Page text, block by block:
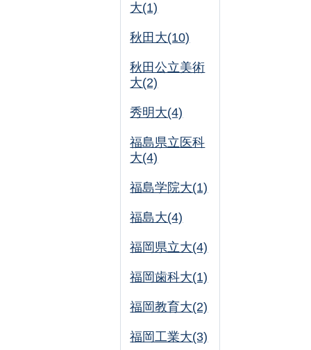
大(1)
秋田大(10)
秋田公立美術
大(2)
秀明大(4)
福島県立医科
大(4)
福島学院大(1)
福島大(4)
福岡県立大(4)
福岡歯科大(1)
福岡教育大(2)
福岡工業大(3)